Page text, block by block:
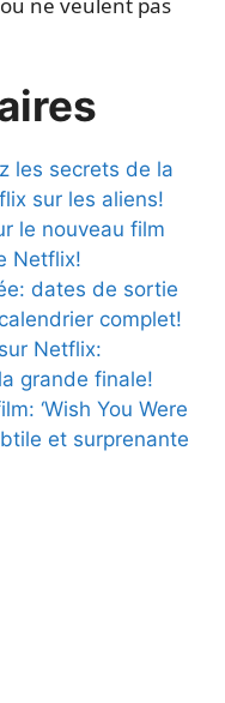
les secrets de la
sur les aliens!
le nouveau film
Netflix!
dates de sortie
complet!
Netflix:
grande finale!
‘Wish You Were
et surprenante